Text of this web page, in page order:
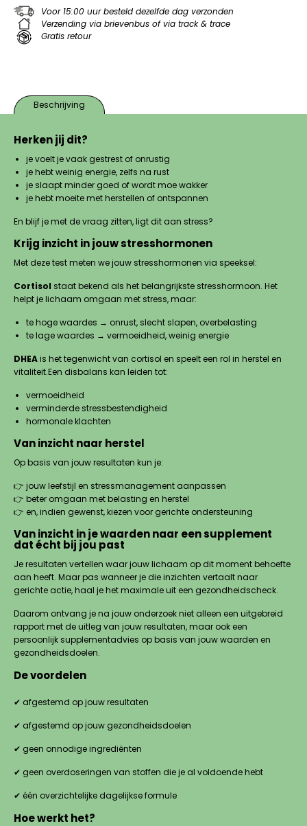
Voor 15:00 uur besteld dezelfde dag verzonden
Verzending via brievenbus of via track & trace
Gratis retour
Beschrijving
Herken jij dit?
je voelt je vaak gestrest of onrustig
je hebt weinig energie, zelfs na rust
je slaapt minder goed of wordt moe wakker
je hebt moeite met herstellen of ontspannen
En blijf je met de vraag zitten, ligt dit aan stress?
Krijg inzicht in jouw stresshormonen
Met deze test meten we jouw stresshormonen via speeksel:
Cortisol staat bekend als het belangrijkste stresshormoon. Het
helpt je lichaam omgaan met stress, maar:
te hoge waardes → onrust, slecht slapen, overbelasting
te lage waardes → vermoeidheid, weinig energie
DHEAis het tegenwicht van cortisol en speelt een rol in herstel en
vitaliteit.Een disbalans kan leiden tot:
vermoeidheid
verminderde stressbestendigheid
hormonale klachten
Van inzicht naar herstel
Op basis van jouw resultaten kun je:
👉 jouw leefstijl en stressmanagement aanpassen
👉 beter omgaan met belasting en herstel
👉 en, indien gewenst, kiezen voor gerichte ondersteuning
Van inzicht in je waarden naar een supplement
dat écht bij jou past
Je resultaten vertellen waar jouw lichaam op dit moment behoefte
aan heeft. Maar pas wanneer je die inzichten vertaalt naar
gerichte actie, haal je het maximale uit een gezondheidscheck.
Daarom ontvang je na jouw onderzoek niet alleen een uitgebreid
rapport met de uitleg van jouw resultaten, maar ook een
persoonlijk supplementadvies op basis van jouw waarden en
gezondheidsdoelen.
De voordelen
✔ afgestemd op jouw resultaten
✔ afgestemd op jouw gezondheidsdoelen
✔ geen onnodige ingrediënten
✔ geen overdoseringen van stoffen die je al voldoende hebt
✔ één overzichtelijke dagelijkse formule
Hoe werkt het?